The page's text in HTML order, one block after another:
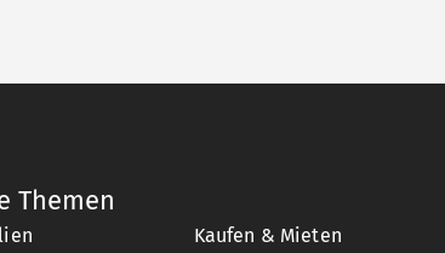
Themen
Kaufen & Mieten